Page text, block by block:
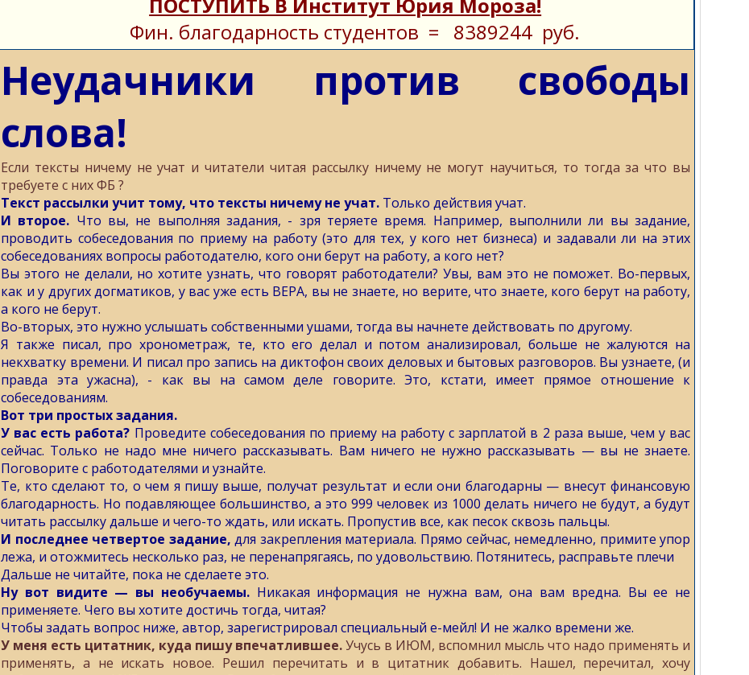
Фин. благодарность студентов = 8389244 руб.
Неудачники против свободы
слова!
Если тексты ничему не учат и читатели читая рассылку ничему не могут научиться, то тогда за что вы
требуете с них ФБ ?
Текст рассылки учит тому, что тексты ничему не учат. Только действия учат.
И второе. Что вы, не выполняя задания, - зря теряете время. Например, выполнили ли вы задание,
проводить собеседования по приему на работу (это для тех, у кого нет бизнеса) и задавали ли на этих
собеседованиях вопросы работодателю, кого они берут на работу, а кого нет?
Вы этого не делали, но хотите узнать, что говорят работодатели? Увы, вам это не поможет. Во-первых,
как и у других догматиков, у вас уже есть ВЕРА, вы не знаете, но верите, что знаете, кого берут на работу,
а кого не берут.
Во-вторых, это нужно услышать собственными ушами, тогда вы начнете действовать по другому.
Я также писал, про хронометраж, те, кто его делал и потом анализировал, больше не жалуются на
некхватку времени. И писал про запись на диктофон своих деловых и бытовых разговоров. Вы узнаете, (и
правда эта ужасна), - как вы на самом деле говорите. Это, кстати, имеет прямое отношение к
собеседованиям.
Вот три простых задания.
У вас есть работа? Проведите собеседования по приему на работу с зарплатой в 2 раза выше, чем у вас
сейчас. Только не надо мне ничего рассказывать. Вам ничего не нужно рассказывать — вы не знаете.
Поговорите с работодателями и узнайте.
Те, кто сделают то, о чем я пишу выше, получат результат и если они благодарны — внесут финансовую
благодарность. Но подавляющее большинство, а это 999 человек из 1000 делать ничего не будут, а будут
читать рассылку дальше и чего-то ждать, или искать. Пропустив все, как песок сквозь пальцы.
И последнее четвертое задание, для закрепления материала. Прямо сейчас, немедленно, примите упор
лежа, и отожмитесь несколько раз, не перенапрягаясь, по удовольствию. Потянитесь, расправьте плечи
Дальше не читайте, пока не сделаете это.
Ну вот видите — вы необучаемы.Никакая информация не нужна вам, она вам вредна. Вы ее не
применяете. Чего вы хотите достичь тогда, читая?
Чтобы задать вопрос ниже, автор, зарегистрировал специальный е-мейл! И не жалко времени же.
У меня есть цитатник, куда пишу впечатлившее.Учусь в ИЮМ, вспомнил мысль что надо применять и
применять, а не искать новое. Решил перечитать и в цитатник добавить. Нашел, перечитал, хочу